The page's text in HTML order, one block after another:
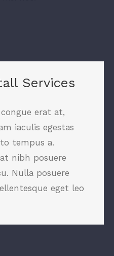
Services
erat at,
iaculis egestas
tempus a.
nibh posuere
Nulla posuere
eget leo